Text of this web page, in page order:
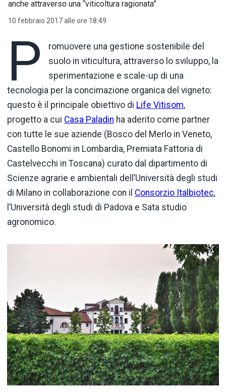
anche attraverso una “viticoltura ragionata”
10 febbraio 2017 alle ore 18:49
P
romuovere una gestione sostenibile del
suolo in viticultura, attraverso lo sviluppo, la
sperimentazione e scale-up di una
tecnologia per la concimazione organica del vigneto:
questo è il principale obiettivo di Life Vitisom,
progetto a cui Casa Paladin ha aderito come partner
con tutte le sue aziende (Bosco del Merlo in Veneto,
Castello Bonomi in Lombardia, Premiata Fattoria di
Castelvecchi in Toscana) curato dal dipartimento di
Scienze agrarie e ambientali dell’Università degli studi
di Milano in collaborazione con il Consorzio Italbiotec,
l’Università degli studi di Padova e Sata studio
agronomico.